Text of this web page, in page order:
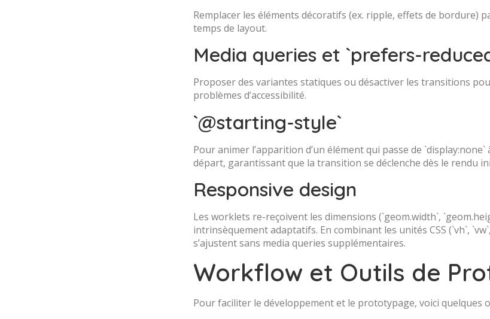
Remplacer les éléments décoratifs (ex. ripple, effets de
temps de layout.
Media queries et `prefers-
Proposer des variantes statiques ou désactiver les transitions
problèmes d’accessibilité.
`@starting-style`
Pour animer l’apparition d’un élément qui passe de
départ, garantissant que la transition se déclenche dès le rendu
Responsive design
Les worklets re-reçoivent les dimensions (`geom.width`,
intrinsèquement adaptatifs. En combinant les unités CSS (`vh`,
s’ajustent sans media queries supplémentaires.
Workflow et Outils de
Pour faciliter le développement et le prototypage, voici quelques